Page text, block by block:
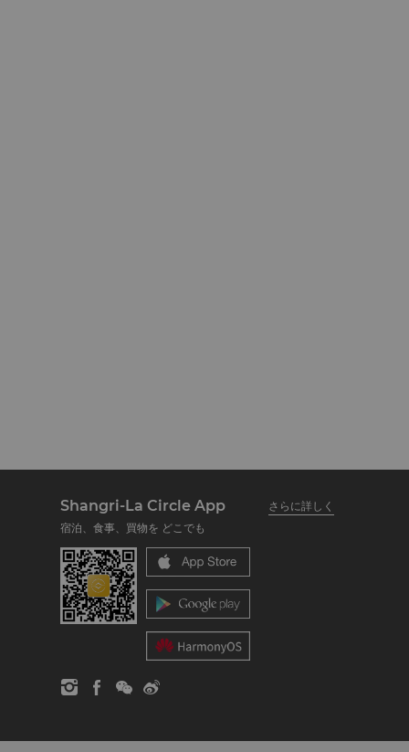
Shangri-La Circle App
さらに詳しく
宿泊、食事、買物を どこでも